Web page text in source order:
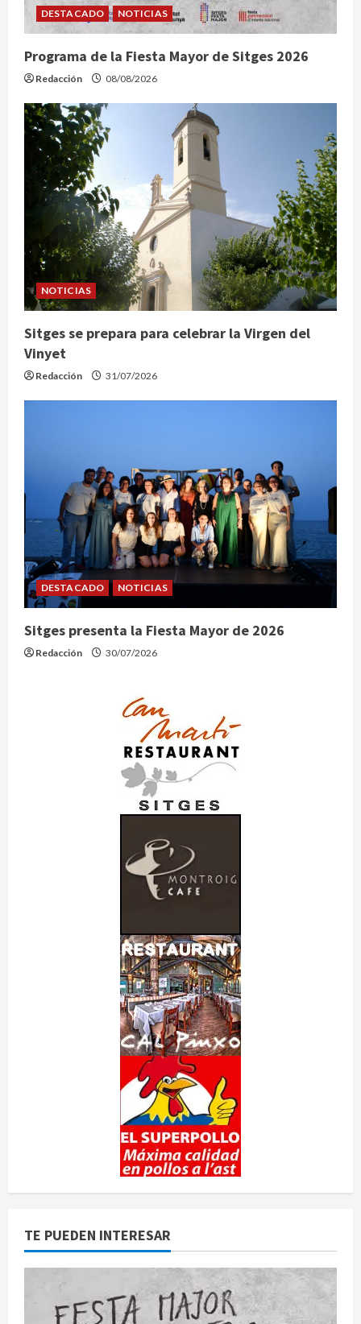
DESTACADO NOTICIAS
Programa de la Fiesta Mayor de Sitges 2026
Redacción 08/08/2026
NOTICIAS
Sitges se prepara para celebrar la Virgen del
Vinyet
Redacción 31/07/2026
DESTACADO NOTICIAS
Sitges presenta la Fiesta Mayor de 2026
Redacción 30/07/2026
TE PUEDEN INTERESAR